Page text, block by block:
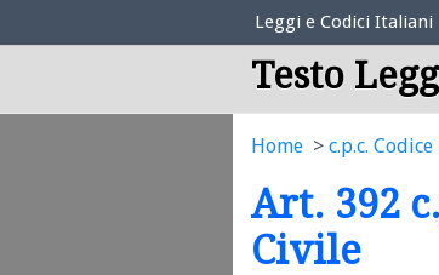
Elenco Codici Legali
Leggi e Codici Italiani
Testo
Home c.p.c.
Art. 392
Civile